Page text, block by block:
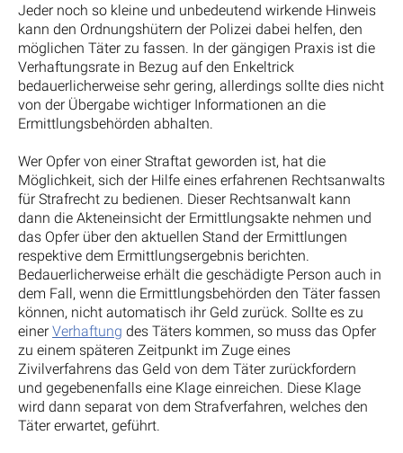
Jeder noch so kleine und unbedeutend wirkende Hinweis
kann den Ordnungshütern der Polizei dabei helfen, den
möglichen Täter zu fassen. In der gängigen Praxis ist die
Verhaftungsrate in Bezug auf den Enkeltrick
bedauerlicherweise sehr gering, allerdings sollte dies nicht
von der Übergabe wichtiger Informationen an die
Ermittlungsbehörden abhalten.
Wer Opfer von einer Straftat geworden ist, hat die
Möglichkeit, sich der Hilfe eines erfahrenen Rechtsanwalts
für Strafrecht zu bedienen. Dieser Rechtsanwalt kann
dann die Akteneinsicht der Ermittlungsakte nehmen und
das Opfer über den aktuellen Stand der Ermittlungen
respektive dem Ermittlungsergebnis berichten.
Bedauerlicherweise erhält die geschädigte Person auch in
dem Fall, wenn die Ermittlungsbehörden den Täter fassen
können, nicht automatisch ihr Geld zurück. Sollte es zu
einer Verhaftung des Täters kommen, so muss das Opfer
zu einem späteren Zeitpunkt im Zuge eines
Zivilverfahrens das Geld von dem Täter zurückfordern
und gegebenenfalls eine Klage einreichen. Diese Klage
wird dann separat von dem Strafverfahren, welches den
Täter erwartet, geführt.